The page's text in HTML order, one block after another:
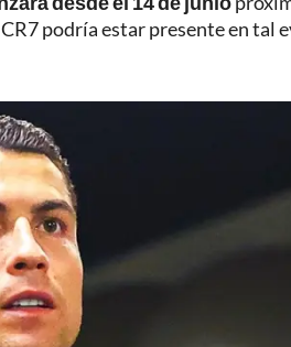
podría estar presente en tal